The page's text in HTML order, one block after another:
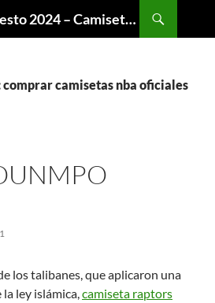
Camisetas de Baloncesto 2024 – Camisetas NBA
camisetas nba oficiales
los talibanes, que aplicaron una
ley islámica,camiseta raptors